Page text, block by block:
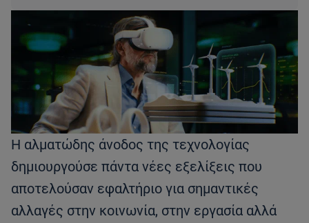
Η αλματώδης άνοδος της τεχνολογίας
δημιουργούσε πάντα νέες εξελίξεις που
αποτελούσαν εφαλτήριο για σημαντικές
αλλαγές στην κοινωνία, στην εργασία αλλά